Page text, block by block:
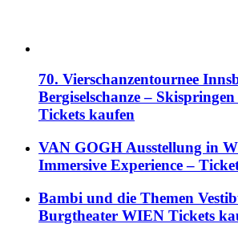
70. Vierschanzentournee
Bergiselschanze –
Tickets kaufen
VAN GOGH Ausstellung in
Immersive Experience –
Bambi und die Themen
Burgtheater WIEN Tickets